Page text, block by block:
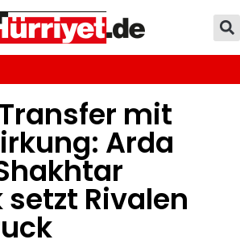
mit
Arda
setzt Rivalen